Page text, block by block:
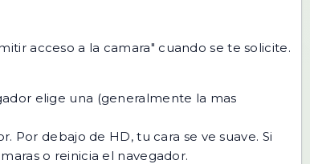
acceso a la camara" cuando se te solicite.
elige una (generalmente la mas
Por debajo de HD, tu cara se ve suave. Si
o reinicia el navegador.